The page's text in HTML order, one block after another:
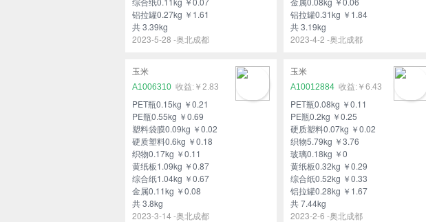
铝拉罐0.27kg ￥1.61
共 3.39kg
2023-5-28 -奥北成都
铝拉罐0.31kg ￥1.84
共 3.19kg
2023-4-2 -奥北成都
玉米
A1006310
￥2.83
PET瓶0.15kg ￥0.21
PE瓶0.55kg ￥0.69
塑料袋膜0.09kg ￥0.02
硬质塑料0.6kg ￥0.18
织物0.17kg ￥0.11
黄纸板1.09kg ￥0.87
综合纸1.04kg ￥0.67
金属0.11kg ￥0.08
共 3.8kg
2023-3-14 -奥北成都
玉米
A10012884
￥6.43
PET瓶0.08kg ￥0.11
PE瓶0.2kg ￥0.25
硬质塑料0.07kg ￥0.02
织物5.79kg ￥3.76
玻璃0.18kg ￥0
黄纸板0.32kg ￥0.29
综合纸0.52kg ￥0.33
铝拉罐0.28kg ￥1.67
共 7.44kg
2023-2-6 -奥北成都